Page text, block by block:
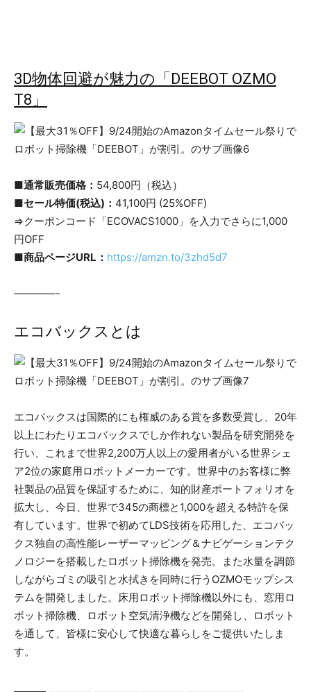
3D物体回避が魅力の「DEEBOT OZMO
T8」
■通常販売価格： 54,800円（税込）
■セール特価(税込)： 41,100円 (25%OFF)
⇒クーポンコード「ECOVACS1000」を入力でさらに1,000
円OFF
■商品ページURL： https://amzn.to/3zhd5d7
————-
エコバックスとは
エコバックスは国際的にも権威のある賞を多数受賞し、20年
以上にわたりエコバックスでしか作れない製品を研究開発を
行い、これまで世界2,200万人以上の愛用者がいる世界シェ
ア2位の家庭用ロボットメーカーです。世界中のお客様に弊
社製品の品質を保証するために、知的財産ポートフォリオを
拡大し、今日、世界で345の商標と1,000を超える特許を保
有しています。世界で初めてLDS技術を応用した、エコバッ
クス独自の高性能レーザーマッピング＆ナビゲーションテク
ノロジーを搭載したロボット掃除機を発売。また水量を調節
しながらゴミの吸引と水拭きを同時に行うOZMOモップシス
テムを開発しました。床用ロボット掃除機以外にも、窓用ロ
ボット掃除機、ロボット空気清浄機などを開発し、ロボット
を通して、皆様に安心して快適な暮らしをご提供いたしま
す。